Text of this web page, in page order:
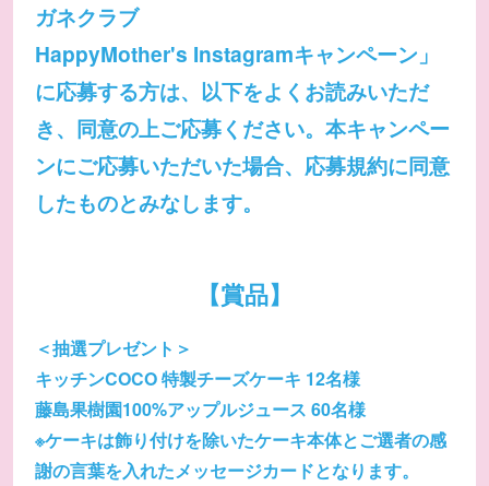
ガネクラブ
HappyMother's Instagramキャンペーン」
に応募する方は、以下をよくお読みいただ
き、同意の上ご応募ください。本キャンペー
ンにご応募いただいた場合、応募規約に同意
したものとみなします。
【賞品】
＜抽選プレゼント＞
キッチンCOCO 特製チーズケーキ 12名様
藤島果樹園100%アップルジュース 60名様
※ケーキは飾り付けを除いたケーキ本体とご選者の感
謝の言葉を入れたメッセージカードとなります。